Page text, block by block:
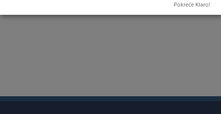
Pokreće Klaro!